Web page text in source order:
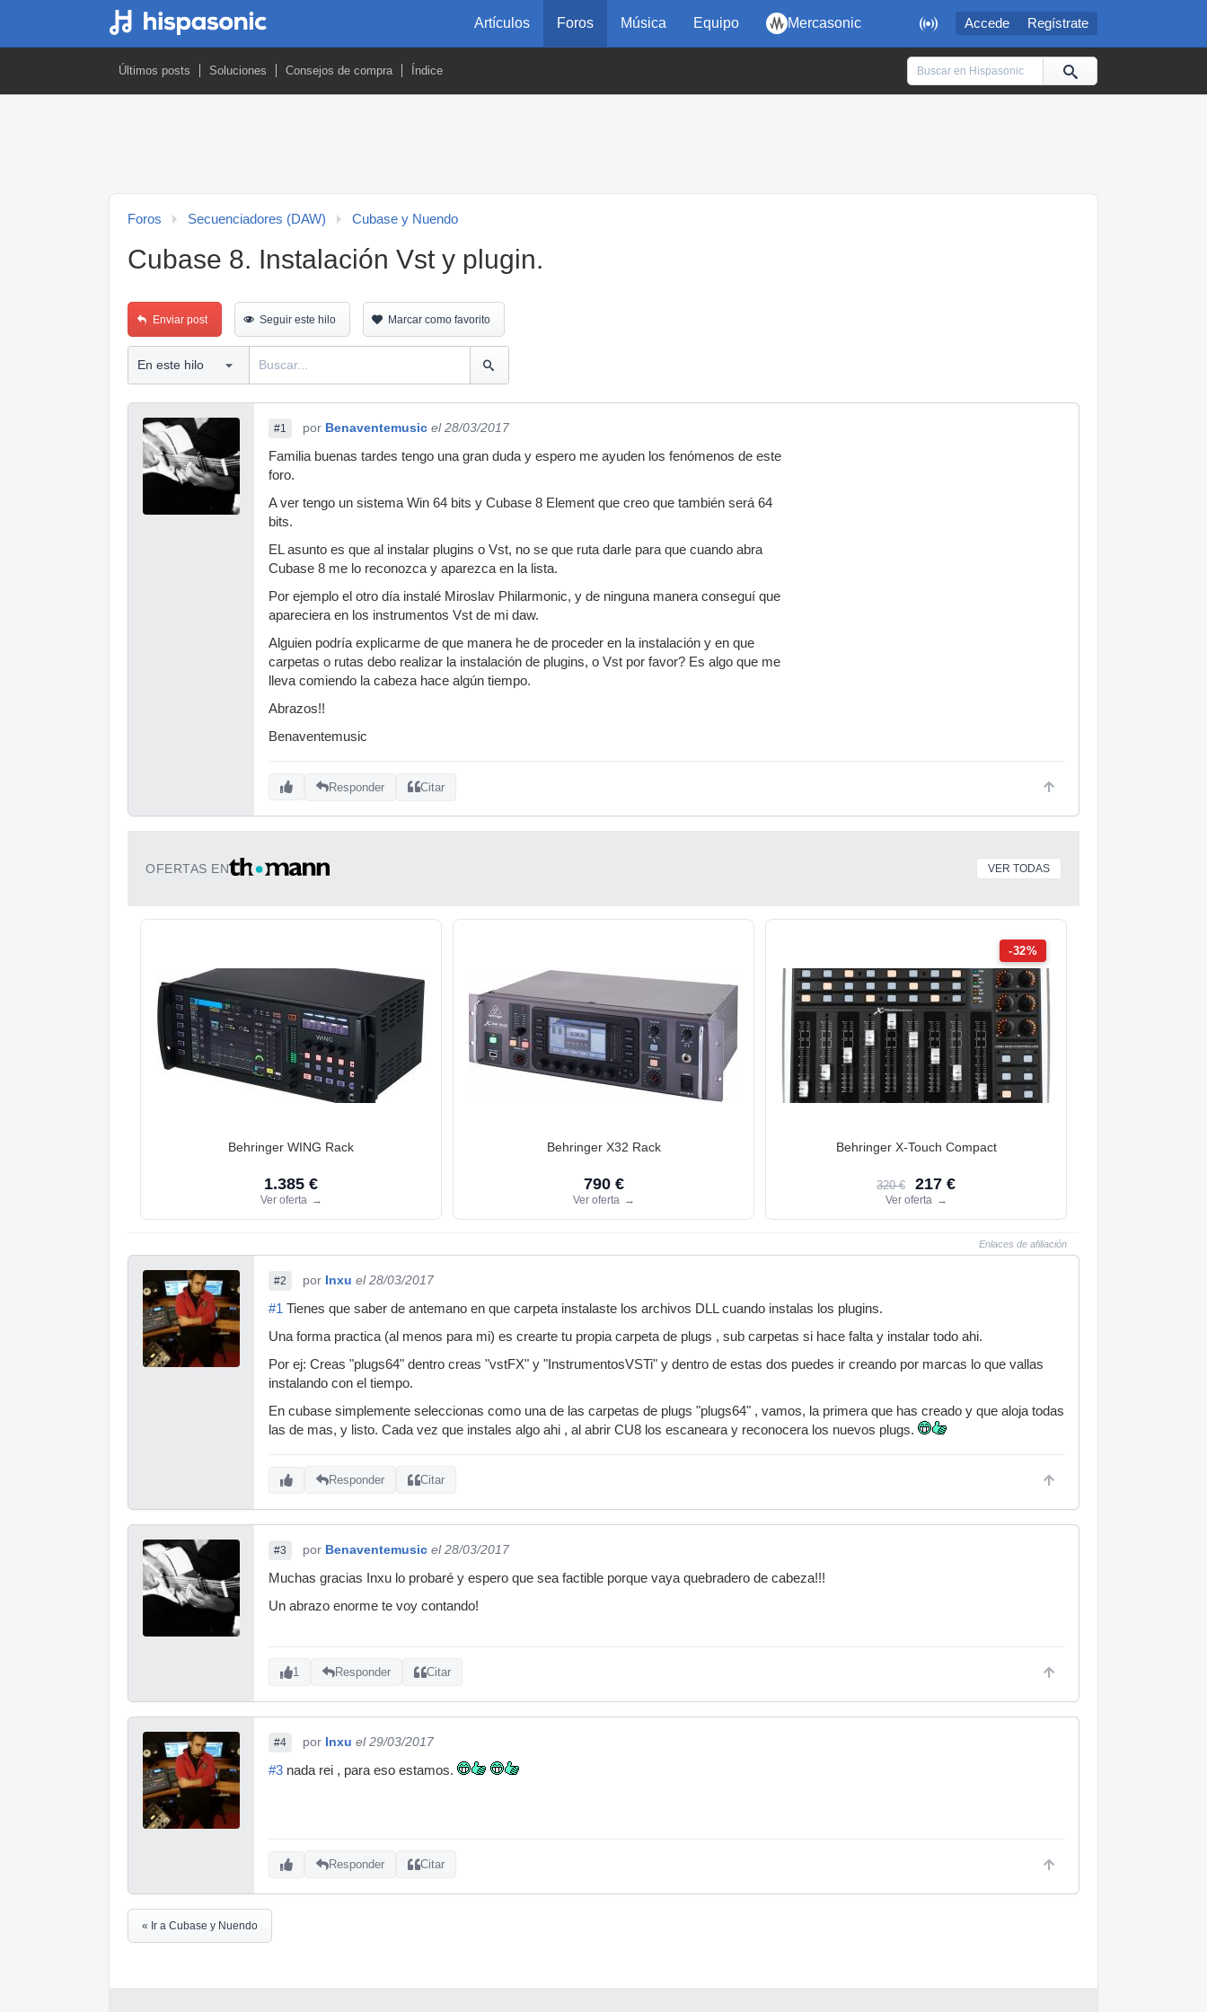
 Accede Regístrate
Artículos Foros Música Equipo Mercasonic
Últimos posts Soluciones Consejos de compra Índice
Foros Secuenciadores (DAW) Cubase y Nuendo
Cubase 8. Instalación Vst y plugin.
Enviar post Seguir este hilo Marcar como favorito
#1 por Benaventemusic el 28/03/2017
Familia buenas tardes tengo una gran duda y espero me ayuden los fenómenos de este
foro.
A ver tengo un sistema Win 64 bits y Cubase 8 Element que creo que también será 64
bits.
EL asunto es que al instalar plugins o Vst, no se que ruta darle para que cuando abra
Cubase 8 me lo reconozca y aparezca en la lista.
Por ejemplo el otro día instalé Miroslav Philarmonic, y de ninguna manera conseguí que
apareciera en los instrumentos Vst de mi daw.
Alguien podría explicarme de que manera he de proceder en la instalación y en que
carpetas o rutas debo realizar la instalación de plugins, o Vst por favor? Es algo que me
lleva comiendo la cabeza hace algún tiempo.
Abrazos!!
Benaventemusic
Responder Citar
OFERTAS EN VER TODAS
Behringer WING Rack
1.385 €
Ver oferta →
Behringer X32 Rack
790 €
Ver oferta →
-32%
Behringer X-Touch Compact
320 € 217 €
Ver oferta →
Enlaces de afiliación
#2 por Inxu el 28/03/2017
#1 Tienes que saber de antemano en que carpeta instalaste los archivos DLL cuando instalas los plugins.
Una forma practica (al menos para mi) es crearte tu propia carpeta de plugs , sub carpetas si hace falta y instalar todo ahi.
Por ej: Creas "plugs64" dentro creas "vstFX" y "InstrumentosVSTi" y dentro de estas dos puedes ir creando por marcas lo que vallas
instalando con el tiempo.
En cubase simplemente seleccionas como una de las carpetas de plugs "plugs64" , vamos, la primera que has creado y que aloja todas
las de mas, y listo. Cada vez que instales algo ahi , al abrir CU8 los escaneara y reconocera los nuevos plugs.
Responder Citar
#3 por Benaventemusic el 28/03/2017
Muchas gracias Inxu lo probaré y espero que sea factible porque vaya quebradero de cabeza!!!
Un abrazo enorme te voy contando!
1 Responder Citar
#4 por Inxu el 29/03/2017
#3 nada rei , para eso estamos.
Responder Citar
« Ir a Cubase y Nuendo